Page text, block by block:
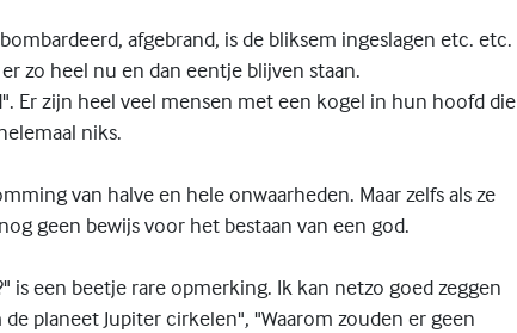
afgebrand, is de bliksem ingeslagen etc. etc.
zo heel nu en dan eentje blijven staan.
Er zijn heel veel mensen met een kogel in hun hoofd die
niks.
van halve en hele onwaarheden. Maar zelfs als ze
geen bewijs voor het bestaan van een god.
is een beetje rare opmerking. Ik kan netzo goed zeggen
planeet Jupiter cirkelen", "Waarom zouden er geen